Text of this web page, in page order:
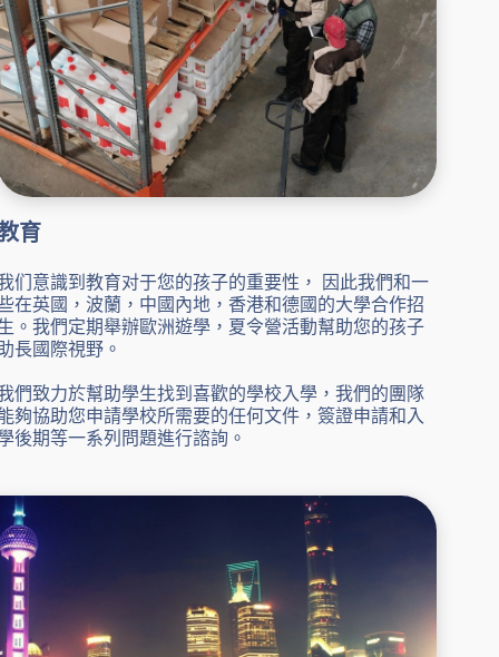
育
们意識到教育对于您的孩子的重要性， 因此我們和一
在英國，波蘭，中國內地，香港和德國的大學合作招
。我們定期舉辦歐洲遊學，夏令營活動幫助您的孩子
長國際視野。
們致力於幫助學生找到喜歡的學校入學，我們的團隊
夠協助您申請學校所需要的任何文件，簽證申請和入
後期等一系列問題進行諮詢。